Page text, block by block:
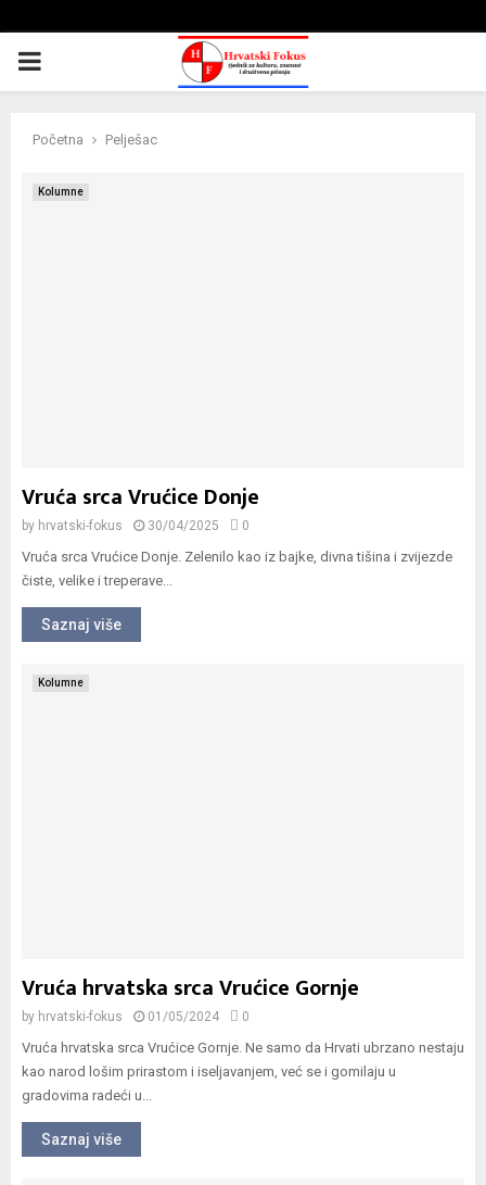
PRIMARY
Početna Pelješac
Kolumne
Vruća srca Vrućice Donje
by hrvatski-fokus 30/04/2025 0
Vruća srca Vrućice Donje. Zelenilo kao iz bajke, divna tišina i zvijezde
čiste, velike i treperave...
Saznaj više
Kolumne
Vruća hrvatska srca Vrućice Gornje
by hrvatski-fokus 01/05/2024 0
Vruća hrvatska srca Vrućice Gornje. Ne samo da Hrvati ubrzano nestaju
kao narod lošim prirastom i iseljavanjem, već se i gomilaju u
gradovima radeći u...
Saznaj više